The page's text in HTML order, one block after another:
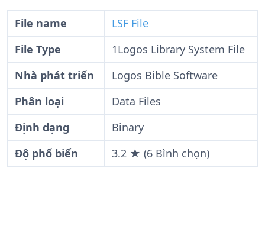
File name
LSF File
File Type
1Logos Library System File
Nhà phát triển
Logos Bible Software
Phân loại
Data Files
Định dạng
Binary
Độ phổ biến
3.2 ★ (6 Bình chọn)